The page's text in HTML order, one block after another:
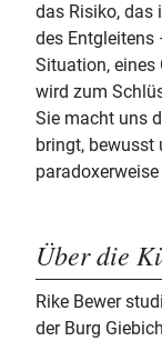
das Risiko, das
des Entgleitens
Situation, eines
wird zum
Sie macht uns
bringt, bewusst
Über die
Rike Bewer
der Burg